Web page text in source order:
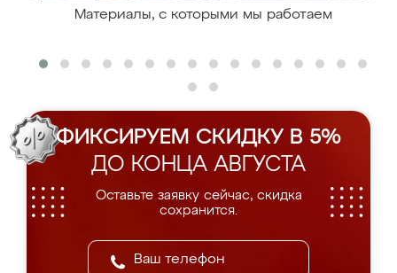
Материалы, с которыми мы работаем
ФИКСИРУЕМ СКИДКУ В 5%
ДО КОНЦА АВГУСТА
Оставьте заявку сейчас, скидка
сохранится.